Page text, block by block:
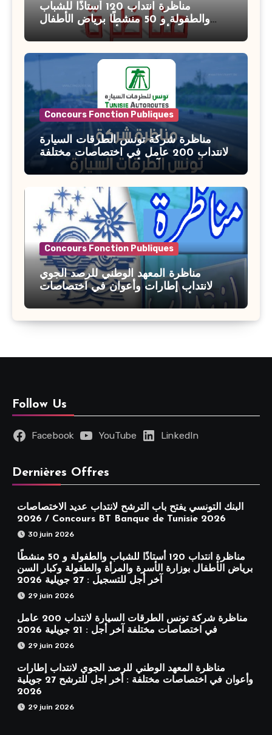
مناظرة انتداب 120 أستاذًا للشباب
والطفولة و 50 منشطًا برياض الأطفال
بوزارة الأسرة والمرأة والطفولة وكبار
السن آخر أجل للتسجيل : 27 جويلية 2026
Concours Fonction Publiques
مناظرة شركة تونس الطرقات السيارة
لانتداب 200 عامل في اختصاصات مختلفة
آخر أجل : 21 جويلية 2026
Concours Fonction Publiques
مناظرة المعهد الوطني للرصد الجوي
لانتداب إطارات وأعوان في اختصاصات
مختلفة : أخر اجل للترشح 27 جويلية 2026
Follow Us
Facebook YouTube LinkedIn
Dernières Offres
البنك التونسي يفتح باب الترشح لانتداب عديد الاختصاصات
2026 / Concours BT Banque de Tunisie 2026
30 juin 2026
مناظرة انتداب 120 أستاذًا للشباب والطفولة و 50 منشطًا
برياض الأطفال بوزارة الأسرة والمرأة والطفولة وكبار السن
آخر أجل للتسجيل : 27 جويلية 2026
29 juin 2026
مناظرة شركة تونس الطرقات السيارة لانتداب 200 عامل
في اختصاصات مختلفة آخر أجل : 21 جويلية 2026
29 juin 2026
مناظرة المعهد الوطني للرصد الجوي لانتداب إطارات
وأعوان في اختصاصات مختلفة : أخر اجل للترشح 27 جويلية
2026
29 juin 2026